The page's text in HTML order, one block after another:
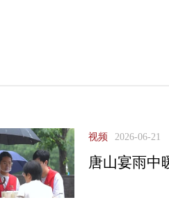
视频 2026-06-21
唐山宴雨中